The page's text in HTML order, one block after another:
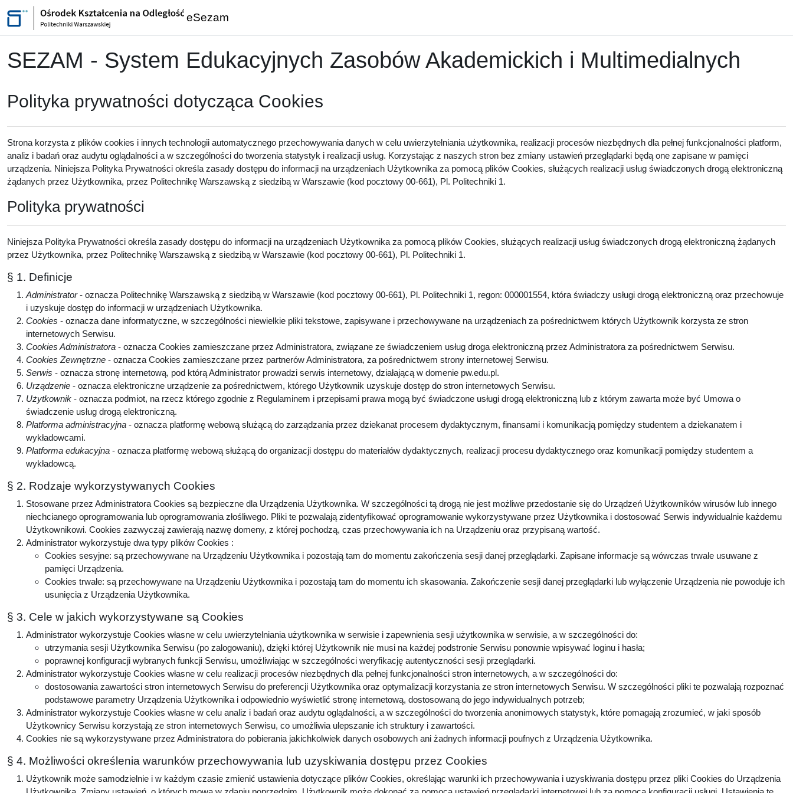
Przejdź do głównej zawartości
eSezam
SEZAM - System Edukacyjnych Zasobów Akademickich i Multimedialnych
Polityka prywatności dotycząca Cookies
Strona korzysta z plików cookies i innych technologii automatycznego przechowywania danych w celu uwierzytelniania użytkownika, realizacji procesów niezbędnych dla pełnej funkcjonalności platform,
analiz i badań oraz audytu oglądalności a w szczególności do tworzenia statystyk i realizacji usług. Korzystając z naszych stron bez zmiany ustawień przeglądarki będą one zapisane w pamięci
urządzenia. Niniejsza Polityka Prywatności określa zasady dostępu do informacji na urządzeniach Użytkownika za pomocą plików Cookies, służących realizacji usług świadczonych drogą elektroniczną
żądanych przez Użytkownika, przez Politechnikę Warszawską z siedzibą w Warszawie (kod pocztowy 00-661), Pl. Politechniki 1.
Polityka prywatności
Niniejsza Polityka Prywatności określa zasady dostępu do informacji na urządzeniach Użytkownika za pomocą plików Cookies, służących realizacji usług świadczonych drogą elektroniczną żądanych
przez Użytkownika, przez Politechnikę Warszawską z siedzibą w Warszawie (kod pocztowy 00-661), Pl. Politechniki 1.
§ 1. Definicje
Administrator- oznacza Politechnikę Warszawską z siedzibą w Warszawie (kod pocztowy 00-661), Pl. Politechniki 1, regon: 000001554, która świadczy usługi drogą elektroniczną oraz przechowuje
i uzyskuje dostęp do informacji w urządzeniach Użytkownika.
Cookies - oznacza dane informatyczne, w szczególności niewielkie pliki tekstowe, zapisywane i przechowywane na urządzeniach za pośrednictwem których Użytkownik korzysta ze stron
internetowych Serwisu.
Cookies Administratora - oznacza Cookies zamieszczane przez Administratora, związane ze świadczeniem usług droga elektroniczną przez Administratora za pośrednictwem Serwisu.
Cookies Zewnętrzne - oznacza Cookies zamieszczane przez partnerów Administratora, za pośrednictwem strony internetowej Serwisu.
Serwis - oznacza stronę internetową, pod którą Administrator prowadzi serwis internetowy, działającą w domenie pw.edu.pl.
Urządzenie - oznacza elektroniczne urządzenie za pośrednictwem, którego Użytkownik uzyskuje dostęp do stron internetowych Serwisu.
Użytkownik - oznacza podmiot, na rzecz którego zgodnie z Regulaminem i przepisami prawa mogą być świadczone usługi drogą elektroniczną lub z którym zawarta może być Umowa o
świadczenie usług drogą elektroniczną.
Platforma administracyjna - oznacza platformę webową służącą do zarządzania przez dziekanat procesem dydaktycznym, finansami i komunikacją pomiędzy studentem a dziekanatem i
wykładowcami.
Platforma edukacyjna - oznacza platformę webową służącą do organizacji dostępu do materiałów dydaktycznych, realizacji procesu dydaktycznego oraz komunikacji pomiędzy studentem a
wykładowcą.
§ 2. Rodzaje wykorzystywanych Cookies
Stosowane przez Administratora Cookies są bezpieczne dla Urządzenia Użytkownika. W szczególności tą drogą nie jest możliwe przedostanie się do Urządzeń Użytkowników wirusów lub innego
niechcianego oprogramowania lub oprogramowania złośliwego. Pliki te pozwalają zidentyfikować oprogramowanie wykorzystywane przez Użytkownika i dostosować Serwis indywidualnie każdemu
Użytkownikowi. Cookies zazwyczaj zawierają nazwę domeny, z której pochodzą, czas przechowywania ich na Urządzeniu oraz przypisaną wartość.
Administrator wykorzystuje dwa typy plików Cookies :
Cookies sesyjne: są przechowywane na Urządzeniu Użytkownika i pozostają tam do momentu zakończenia sesji danej przeglądarki. Zapisane informacje są wówczas trwale usuwane z
pamięci Urządzenia.
Cookies trwałe: są przechowywane na Urządzeniu Użytkownika i pozostają tam do momentu ich skasowania. Zakończenie sesji danej przeglądarki lub wyłączenie Urządzenia nie powoduje ich
usunięcia z Urządzenia Użytkownika.
§ 3. Cele w jakich wykorzystywane są Cookies
Administrator wykorzystuje Cookies własne w celu uwierzytelniania użytkownika w serwisie i zapewnienia sesji użytkownika w serwisie, a w szczególności do:
utrzymania sesji Użytkownika Serwisu (po zalogowaniu), dzięki której Użytkownik nie musi na każdej podstronie Serwisu ponownie wpisywać loginu i hasła;
poprawnej konfiguracji wybranych funkcji Serwisu, umożliwiając w szczególności weryfikację autentyczności sesji przeglądarki.
Administrator wykorzystuje Cookies własne w celu realizacji procesów niezbędnych dla pełnej funkcjonalności stron internetowych, a w szczególności do:
dostosowania zawartości stron internetowych Serwisu do preferencji Użytkownika oraz optymalizacji korzystania ze stron internetowych Serwisu. W szczególności pliki te pozwalają rozpoznać
podstawowe parametry Urządzenia Użytkownika i odpowiednio wyświetlić stronę internetową, dostosowaną do jego indywidualnych potrzeb;
Administrator wykorzystuje Cookies własne w celu analiz i badań oraz audytu oglądalności, a w szczególności do tworzenia anonimowych statystyk, które pomagają zrozumieć, w jaki sposób
Użytkownicy Serwisu korzystają ze stron internetowych Serwisu, co umożliwia ulepszanie ich struktury i zawartości.
Cookies nie są wykorzystywane przez Administratora do pobierania jakichkolwiek danych osobowych ani żadnych informacji poufnych z Urządzenia Użytkownika.
§ 4. Możliwości określenia warunków przechowywania lub uzyskiwania dostępu przez Cookies
Użytkownik może samodzielnie i w każdym czasie zmienić ustawienia dotyczące plików Cookies, określając warunki ich przechowywania i uzyskiwania dostępu przez pliki Cookies do Urządzenia